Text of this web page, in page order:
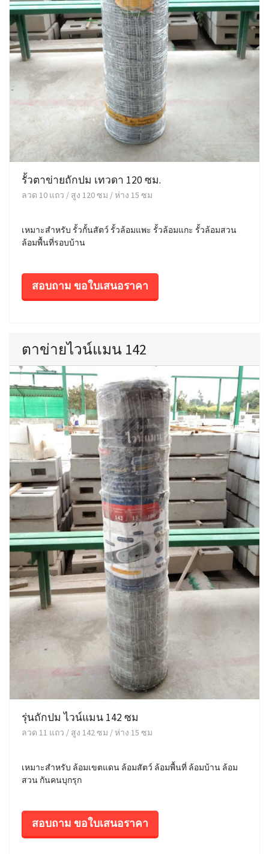
รั้วตาข่ายถักปม เทวดา 120 ซม.
ลวด 10 แถว / สูง 120 ซม / ห่าง 15 ซม
เหมาะสำหรับ รั้วกั้นสัตว์ รั้วล้อมแพะ รั้วล้อมแกะ รั้วล้อมสวน
ล้อมพื้นที่รอบบ้าน
สอบถาม ขอใบเสนอราคา
ตาข่ายไวน์แมน 142
รุ่นถักปม ไวน์แมน 142 ซม
ลวด 11 แถว / สูง 142 ซม / ห่าง 15 ซม
เหมาะสำหรับ ล้อมเขตแดน ล้อมสัตว์ ล้อมพื้นที่ ล้อมบ้าน ล้อม
สวน กันคนบุกรุก
สอบถาม ขอใบเสนอราคา